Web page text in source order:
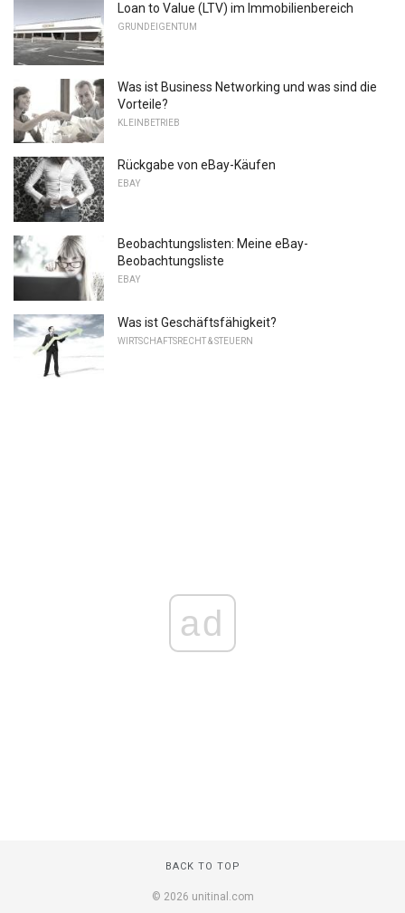
Loan to Value (LTV) im Immobilienbereich
GRUNDEIGENTUM
Was ist Business Networking und was sind die
Vorteile?
KLEINBETRIEB
Rückgabe von eBay-Käufen
EBAY
Beobachtungslisten: Meine eBay-
Beobachtungsliste
EBAY
Was ist Geschäftsfähigkeit?
WIRTSCHAFTSRECHT & STEUERN
ad
BACK TO TOP
© 2026 unitinal.com